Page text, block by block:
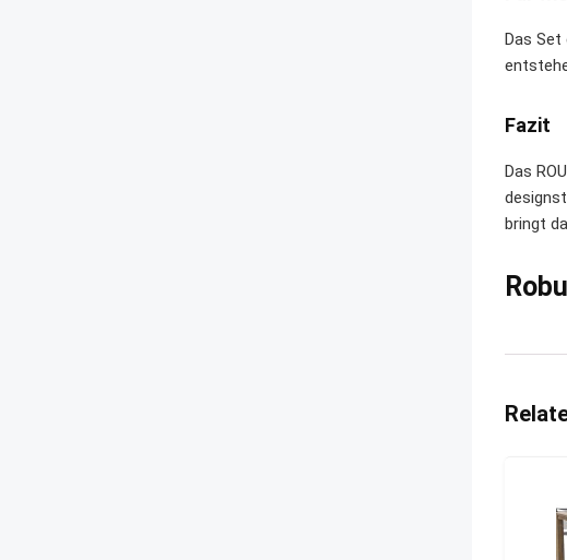
Das
Fazit
Das
bringt